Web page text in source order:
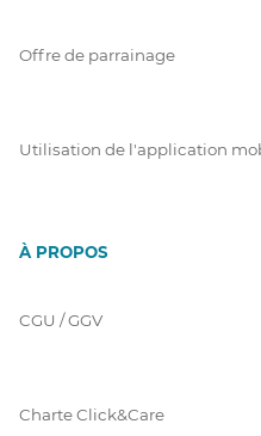
Offre de parrainage
Utilisation de l'application
À PROPOS
CGU / GGV
Charte Click&Care